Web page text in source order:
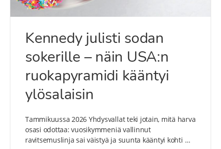
Kennedy julisti sodan
sokerille – näin USA:n
ruokapyramidi kääntyi
ylösalaisin
Tammikuussa 2026 Yhdysvallat teki jotain, mitä harva
osasi odottaa: vuosikymmeniä vallinnut
ravitsemuslinja sai väistyä ja suunta kääntyi kohti …